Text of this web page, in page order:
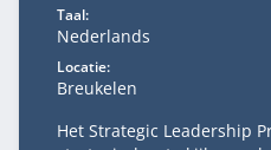
Taal:
Nederlands
Locatie:
Breukelen
Het Strategic Leadership